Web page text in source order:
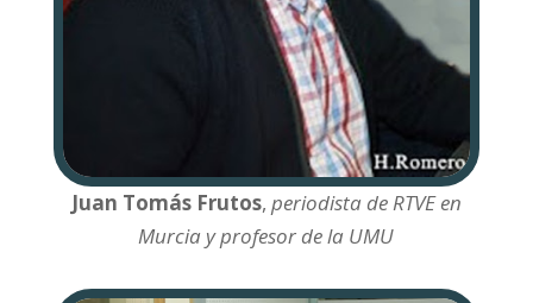
Juan Tomás Frutos, periodista de RTVE en
Murcia y profesor de la UMU